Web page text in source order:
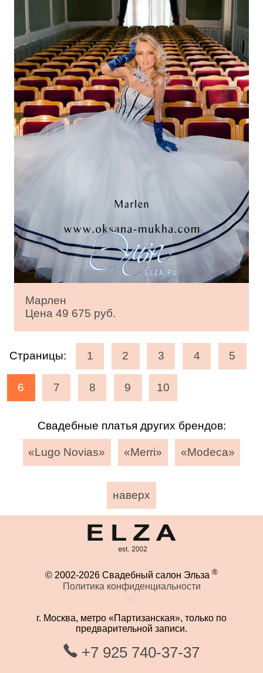
Марлен
Цена 49 675 руб.
Страницы: 1 2 3 4 5
6 7 8 9 10
Свадебные платья других брендов:
«Lugo Novias» «Merri» «Modeca»
наверх
© 2002-2026 Свадебный салон Эльза ®
Политика конфиденциальности
г. Москва, метро «Партизанская», только по
предварительной записи.
+7 925 740-37-37